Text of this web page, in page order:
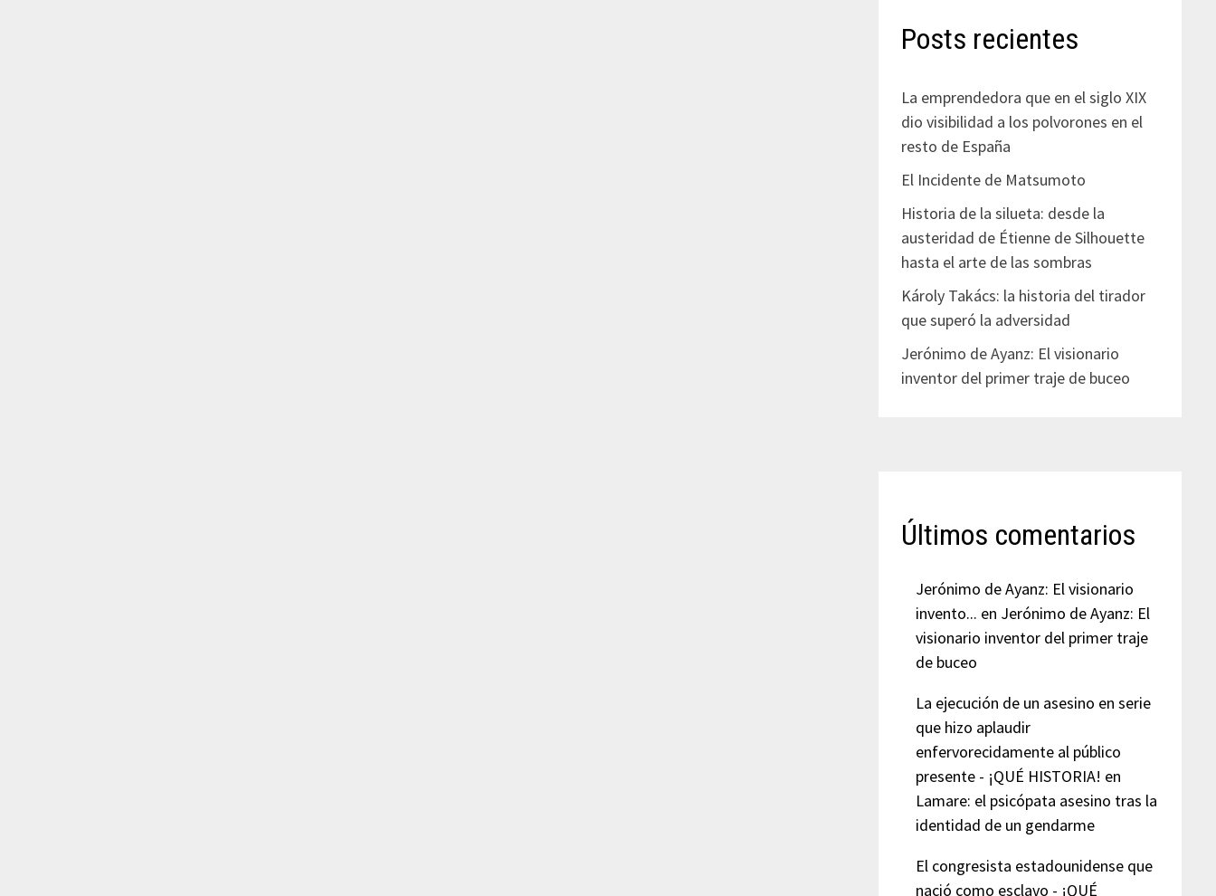
Posts recientes
La emprendedora que en el siglo XIX
dio visibilidad a los polvorones en el
resto de España
El Incidente de Matsumoto
Historia de la silueta: desde la
austeridad de Étienne de Silhouette
hasta el arte de las sombras
Károly Takács: la historia del tirador
que superó la adversidad
Jerónimo de Ayanz: El visionario
inventor del primer traje de buceo
Últimos comentarios
Jerónimo de Ayanz: El visionario
invento... en Jerónimo de Ayanz: El
visionario inventor del primer traje
de buceo
La ejecución de un asesino en serie
que hizo aplaudir
enfervorecidamente al público
presente - ¡QUÉ HISTORIA! en
Lamare: el psicópata asesino tras la
identidad de un gendarme
El congresista estadounidense que
nació como esclavo - ¡QUÉ